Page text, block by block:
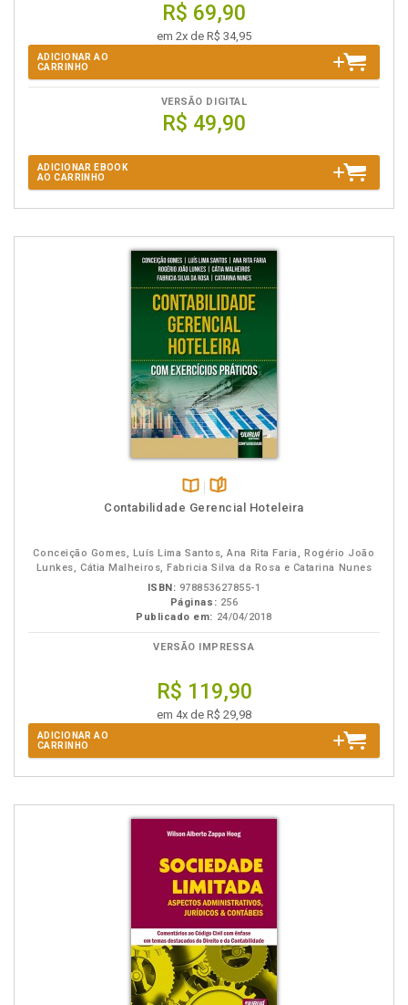
R$ 69,90
em 2x de R$ 34,95
ADICIONAR AO
CARRINHO
VERSÃO DIGITAL
R$ 49,90
ADICIONAR EBOOK
AO CARRINHO
Disponível
páginas
Contabilidade Gerencial Hoteleira
Conceição Gomes, Luís Lima Santos, Ana Rita Faria, Rogério João
Lunkes, Cátia Malheiros, Fabricia Silva da Rosa e Catarina Nunes
ISBN: 978853627855-1
Páginas: 256
Publicado em: 24/04/2018
VERSÃO IMPRESSA
R$ 119,90
em 4x de R$ 29,98
ADICIONAR AO
CARRINHO